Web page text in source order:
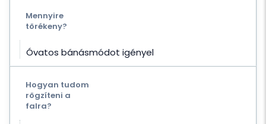
Mennyire
törékeny?
Óvatos bánásmódot igényel
Hogyan tudom
rögzíteni a
falra?